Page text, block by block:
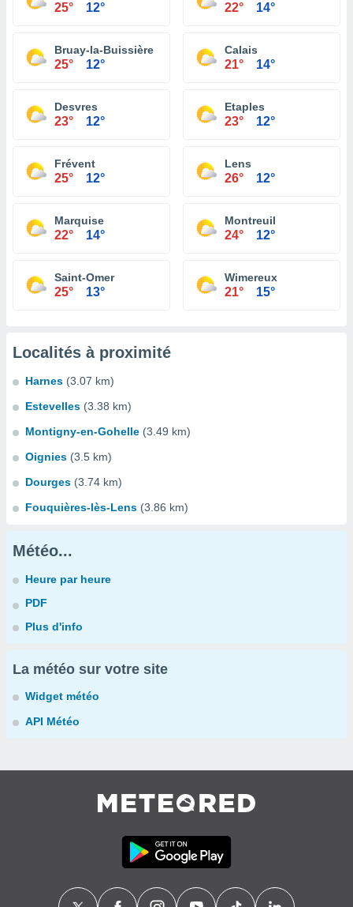
25° 12° 22° 14°
Bruay-la-Buissière
25° 12°
Calais
21° 14°
Desvres
23° 12°
Etaples
23° 12°
Frévent
25° 12°
Lens
26° 12°
Marquise
22° 14°
Montreuil
24° 12°
Saint-Omer
25° 13°
Wimereux
21° 15°
Localités à proximité
Harnes (3.07 km)
Estevelles (3.38 km)
Montigny-en-Gohelle (3.49 km)
Oignies (3.5 km)
Dourges (3.74 km)
Fouquières-lès-Lens (3.86 km)
Météo...
Heure par heure
PDF
Plus d'info
La météo sur votre site
Widget météo
API Météo